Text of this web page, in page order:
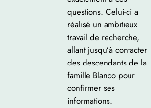
questions. Celui-ci a
réalisé un ambitieux
travail de recherche,
allant jusqu’à contacter
des descendants de la
famille Blanco pour
confirmer ses
informations.